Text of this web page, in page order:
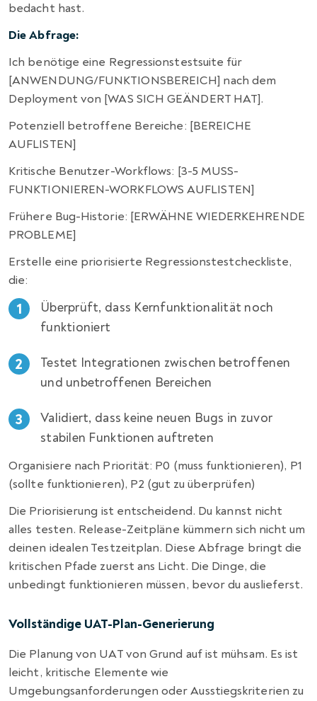
bedacht hast.
Die Abfrage:
Ich benötige eine Regressionstestsuite für
[ANWENDUNG/FUNKTIONSBEREICH] nach dem
Deployment von [WAS SICH GEÄNDERT HAT].
Potenziell betroffene Bereiche: [BEREICHE
AUFLISTEN]
Kritische Benutzer-Workflows: [3-5 MUSS-
FUNKTIONIEREN-WORKFLOWS AUFLISTEN]
Frühere Bug-Historie: [ERWÄHNE WIEDERKEHRENDE
PROBLEME]
Erstelle eine priorisierte Regressionstestcheckliste,
die:
Überprüft, dass Kernfunktionalität noch
funktioniert
Testet Integrationen zwischen betroffenen
und unbetroffenen Bereichen
Validiert, dass keine neuen Bugs in zuvor
stabilen Funktionen auftreten
Organisiere nach Priorität: P0 (muss funktionieren), P1
(sollte funktionieren), P2 (gut zu überprüfen)
Die Priorisierung ist entscheidend. Du kannst nicht
alles testen. Release-Zeitpläne kümmern sich nicht um
deinen idealen Testzeitplan. Diese Abfrage bringt die
kritischen Pfade zuerst ans Licht. Die Dinge, die
unbedingt funktionieren müssen, bevor du auslieferst.
Vollständige UAT-Plan-Generierung
Die Planung von UAT von Grund auf ist mühsam. Es ist
leicht, kritische Elemente wie
Umgebungsanforderungen oder Ausstiegskriterien zu